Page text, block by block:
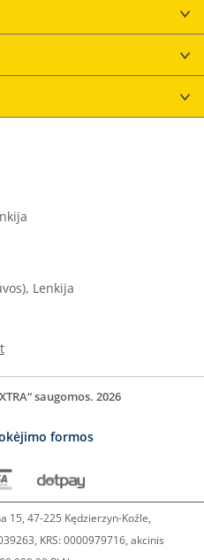
Lenkija
saugomos. 2026
formos
15, 47-225 Kędzierzyn-Koźle,
KRS: 0000979716, akcinis